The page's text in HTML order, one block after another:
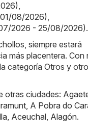
08/2026)
2026 - 25/08/2026).
siempre estará
más placentera. Con
categoría Otros y
otras ciudades:
A Pobra do
Aceuchal Alagón.